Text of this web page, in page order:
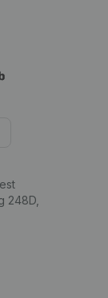
248D,